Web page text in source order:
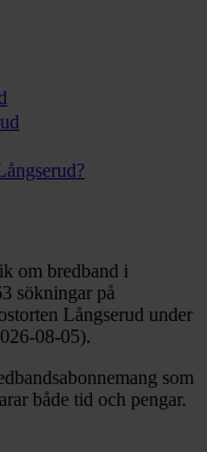
om bredband i
sökningar på
Långserud under
08-05).
som
både tid och pengar.